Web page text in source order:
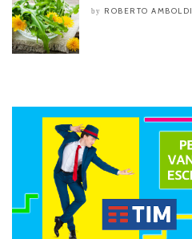
by ROBERTO AMBOLDI